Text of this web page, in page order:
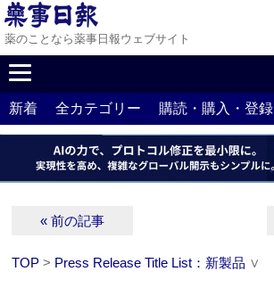
薬のことなら薬事日報ウェブサイト
新着 全カテゴリー 購読・購入・登録
« 前の記事
TOP > Press Release Title List：新製品 ∨